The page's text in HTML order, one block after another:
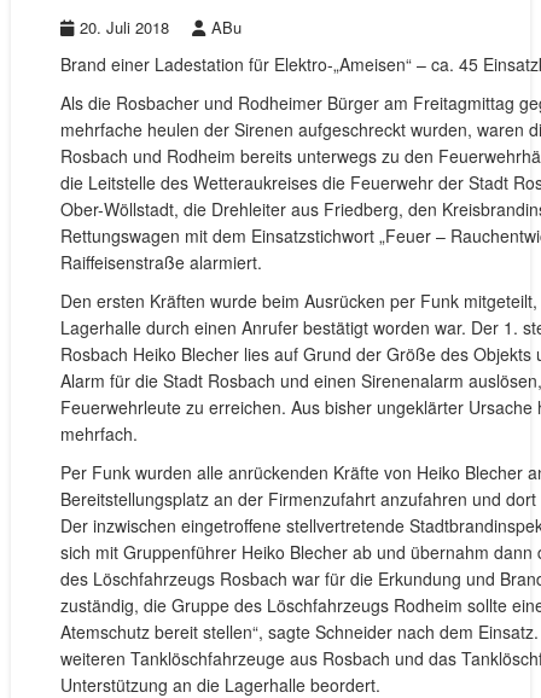
20. Juli 2018 ABu
Brand einer Ladestation für Elektro-„Ameisen“ – ca. 45
Als die Rosbacher und Rodheimer Bürger am Freitagmittag
mehrfache heulen der Sirenen aufgeschreckt wurden, waren
Rosbach und Rodheim bereits unterwegs zu den
die Leitstelle des Wetteraukreises die Feuerwehr der Stadt
Ober-Wöllstadt, die Drehleiter aus Friedberg, den
Rettungswagen mit dem Einsatzstichwort „Feuer –
Raiffeisenstraße alarmiert.
Den ersten Kräften wurde beim Ausrücken per Funk
Lagerhalle durch einen Anrufer bestätigt worden war. Der 1.
Rosbach Heiko Blecher lies auf Grund der Größe des Objekts
Alarm für die Stadt Rosbach und einen Sirenenalarm
Feuerwehrleute zu erreichen. Aus bisher ungeklärter
mehrfach.
Per Funk wurden alle anrückenden Kräfte von Heiko Blecher
Bereitstellungsplatz an der Firmenzufahrt anzufahren und
Der inzwischen eingetroffene stellvertretende
sich mit Gruppenführer Heiko Blecher ab und übernahm dann
des Löschfahrzeugs Rosbach war für die Erkundung und
zuständig, die Gruppe des Löschfahrzeugs Rodheim sollte
Atemschutz bereit stellen“, sagte Schneider nach dem
weiteren Tanklöschfahrzeuge aus Rosbach und das
Unterstützung an die Lagerhalle beordert.